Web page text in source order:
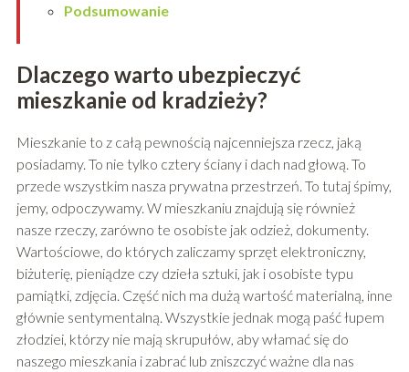
Podsumowanie
Dlaczego warto ubezpieczyć
mieszkanie od kradzieży?
Mieszkanie to z całą pewnością najcenniejsza rzecz, jaką
posiadamy. To nie tylko cztery ściany i dach nad głową. To
przede wszystkim nasza prywatna przestrzeń. To tutaj śpimy,
jemy, odpoczywamy. W mieszkaniu znajdują się również
nasze rzeczy, zarówno te osobiste jak odzież, dokumenty.
Wartościowe, do których zaliczamy sprzęt elektroniczny,
biżuterię, pieniądze czy dzieła sztuki, jak i osobiste typu
pamiątki, zdjęcia. Część nich ma dużą wartość materialną, inne
głównie sentymentalną. Wszystkie jednak mogą paść łupem
złodziei, którzy nie mają skrupułów, aby włamać się do
naszego mieszkania i zabrać lub zniszczyć ważne dla nas